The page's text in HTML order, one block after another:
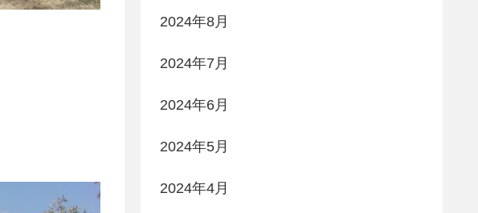
2024年8月
2024年7月
2024年6月
2024年5月
2024年4月